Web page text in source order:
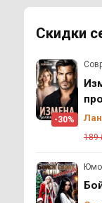
Скидки
-30%
189